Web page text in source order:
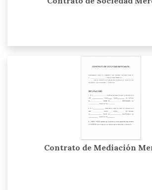
Contrato de Mediación